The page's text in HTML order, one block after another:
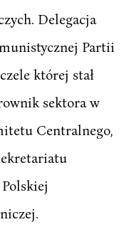
Delegacja
Partii
której stał
sektora w
Centralnego,